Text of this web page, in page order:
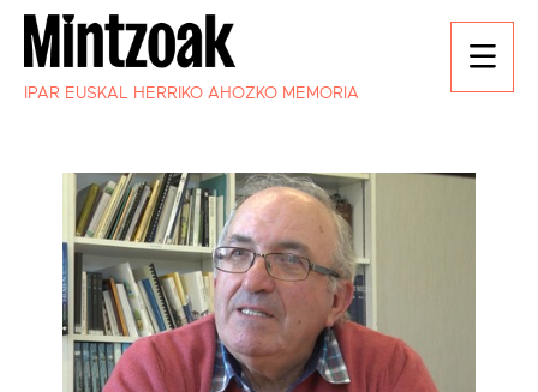
IPAR EUSKAL HERRIKO AHOZKO MEMORIA